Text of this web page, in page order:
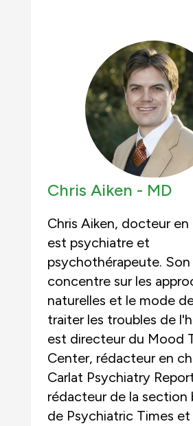
Chris Aiken - MD
Chris Aiken, docteur
est psychiatre et
psychothérapeute. Son
concentre sur les
naturelles et le mode
traiter les troubles de
est directeur du Mood
Center, rédacteur en
Carlat Psychiatry
rédacteur de la section
de Psychiatric Times